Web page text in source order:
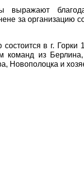
выражают
за организацию
в г. Горки
команд из
Новополоцка и